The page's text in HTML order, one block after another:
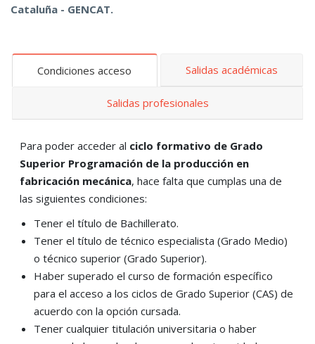
Cataluña - GENCAT.
Condiciones acceso Salidas académicas
Salidas profesionales
Para poder acceder al ciclo formativo de Grado
Superior Programación de la producción en
fabricación mecánica, hace falta que cumplas una de
las siguientes condiciones:
Tener el título de Bachillerato.
Tener el título de técnico especialista (Grado Medio)
o técnico superior (Grado Superior).
Haber superado el curso de formación específico
para el acceso a los ciclos de Grado Superior (CAS) de
acuerdo con la opción cursada.
Tener cualquier titulación universitaria o haber